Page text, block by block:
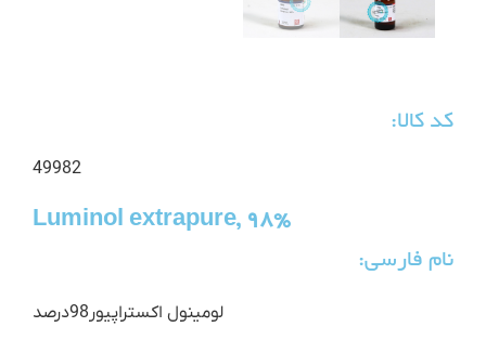
کد کالا:
49982
Luminol extrapure, 98%
نام فارسی:
لومینول اکستراپیور98درصد